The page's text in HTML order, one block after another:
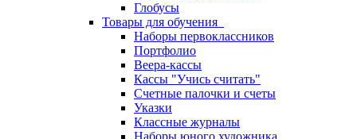
Глобусы
Товары для обучения
Наборы первоклассников
Портфолио
Веера-кассы
Кассы "Учись считать"
Счетные палочки и счеты
Указки
Классные журналы
Наборы юного художника